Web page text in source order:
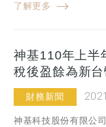
了解更多
神基110年上半
稅後盈餘為新
財務新聞
神基科技股份有限公